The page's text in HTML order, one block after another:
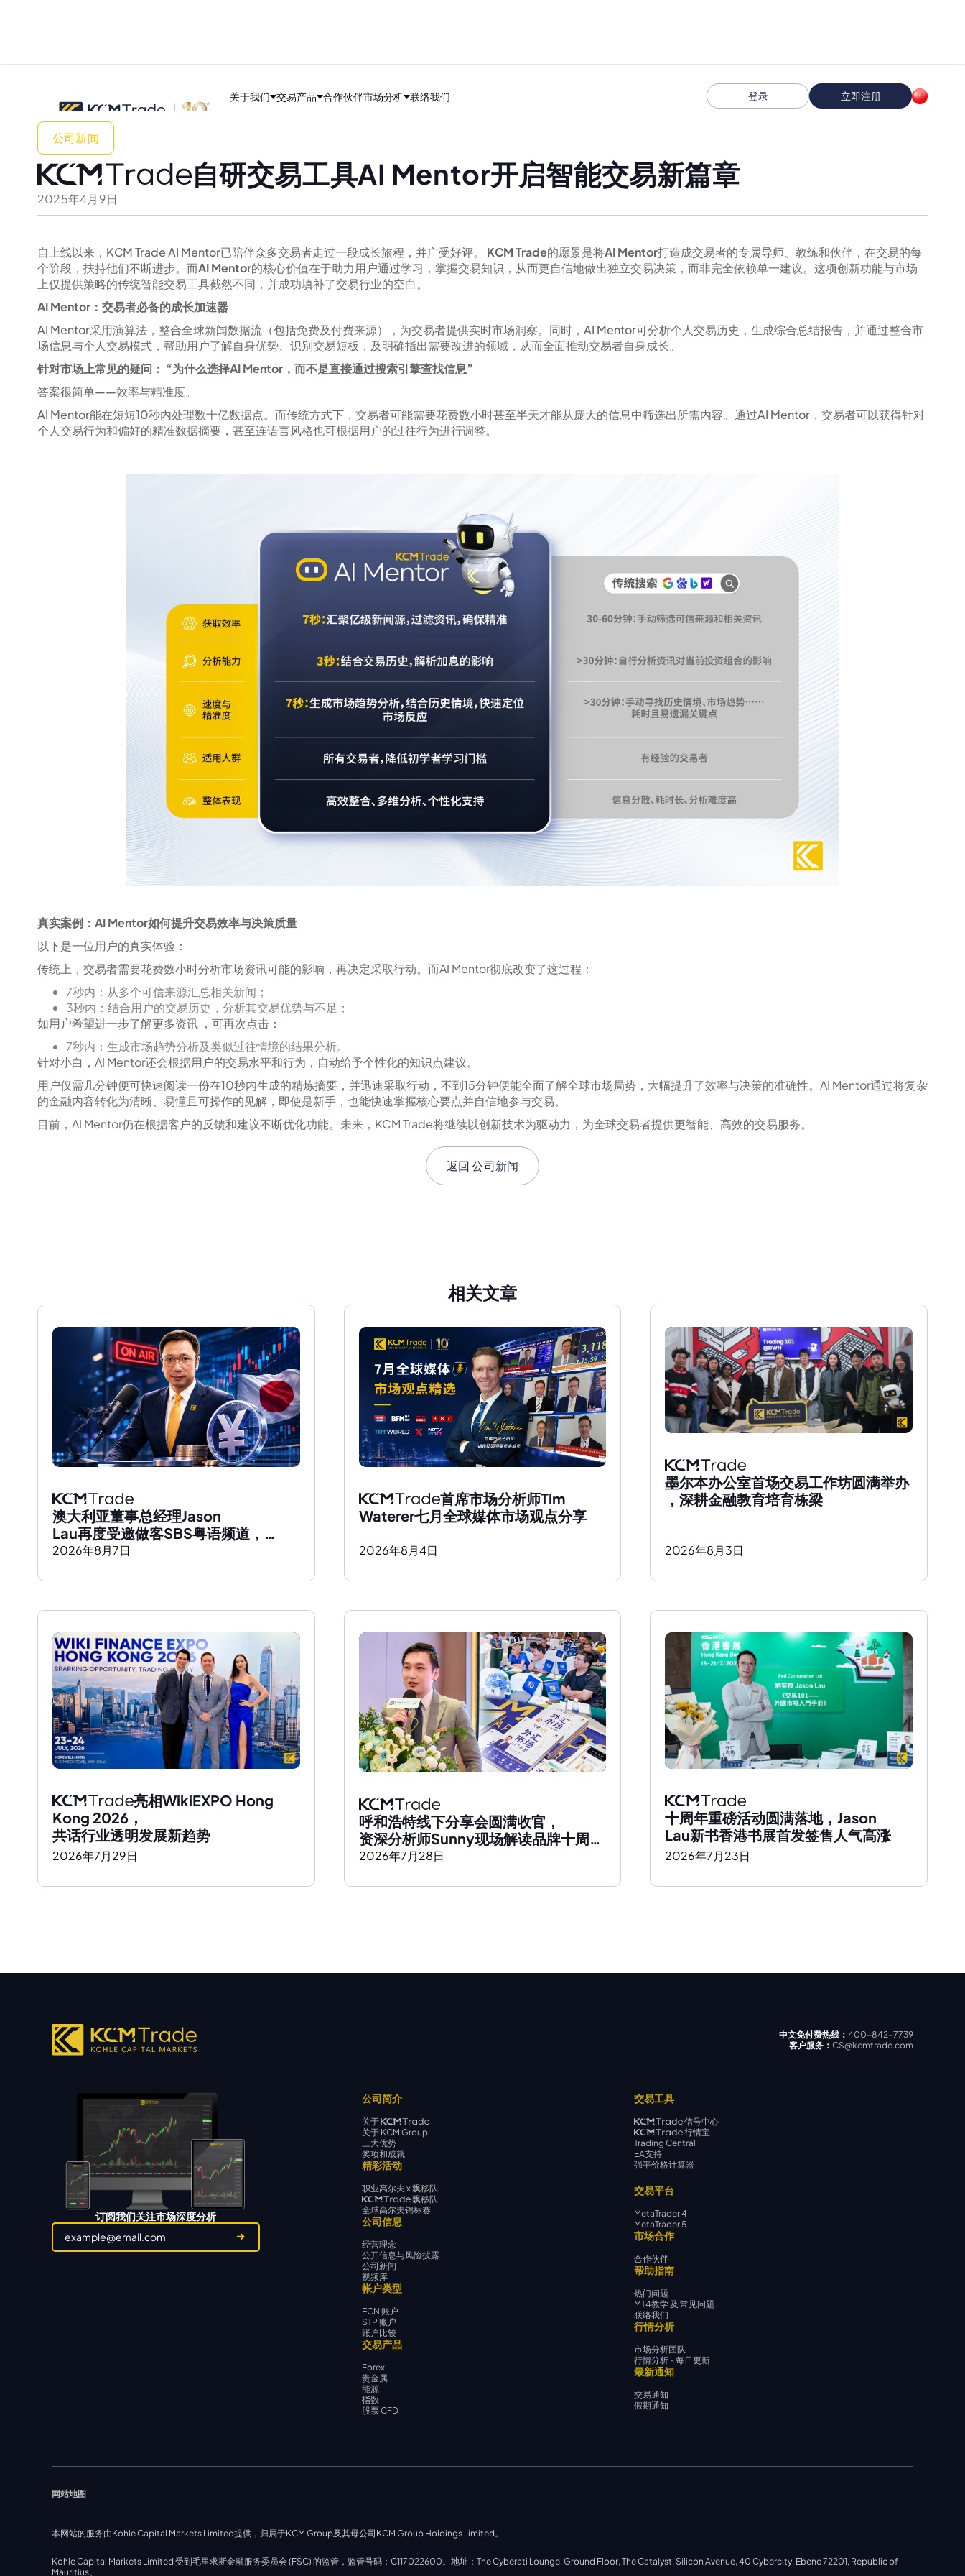
关于我们 交易产品 合作伙伴市场分析 联络我们 登录 立即注册
公司新闻
自研交易工具AI Mentor开启智能交易新篇章
2025年4月 9日
自上线以来，KCM Trade AI Mentor已陪伴众多交易者走过一段成长旅程，并广受好评。 KCM Trade的愿景是将AI Mentor打造成交易者的专属导师、教练和伙伴，在交易的每
个阶段，扶持他们不断进步。而AI Mentor的核心价值在于助力用户通过学习，掌握交易知识，从而更自信地做出独立交易决策，而非完全依赖单一建议。这项创新功能与市场
上仅提供策略的传统智能交易工具截然不同，并成功填补了交易行业的空白。
AI Mentor：交易者必备的成长加速器
AI Mentor采用演算法，整合全球新闻数据流（包括免费及付费来源），为交易者提供实时市场洞察。同时，AI Mentor可分析个人交易历史，生成综合总结报告，并通过整合市
场信息与个人交易模式，帮助用户了解自身优势、识别交易短板，及明确指出需要改进的领域，从而全面推动交易者自身成长。
针对市场上常见的疑问： “为什么选择AI Mentor，而不是直接通过搜索引擎查找信息”
答案很简单——效率与精准度。
AI Mentor能在短短10秒内处理数十亿数据点。而传统方式下，交易者可能需要花费数小时甚至半天才能从庞大的信息中筛选出所需内容。通过AI Mentor，交易者可以获得针对
个人交易行为和偏好的精准数据摘要，甚至连语言风格也可根据用户的过往行为进行调整。
真实案例：AI Mentor如何提升交易效率与决策质量
以下是一位用户的真实体验：
传统上，交易者需要花费数小时分析市场资讯可能的影响，再决定采取行动。而AI Mentor彻底改变了这过程：
7秒内：从多个可信来源汇总相关新闻；
3秒内：结合用户的交易历史，分析其交易优势与不足；
如用户希望进一步了解更多资讯 ，可再次点击：
7秒内：生成市场趋势分析及类似过往情境的结果分析。
针对小白，AI Mentor还会根据用户的交易水平和行为，自动给予个性化的知识点建议。
用户仅需几分钟便可快速阅读一份在10秒内生成的精炼摘要，并迅速采取行动，不到15分钟便能全面了解全球市场局势，大幅提升了效率与决策的准确性。AI Mentor通过将复杂
的金融内容转化为清晰、易懂且可操作的见解，即使是新手，也能快速掌握核心要点并自信地参与交易。
目前，AI Mentor仍在根据客户的反馈和建议不断优化功能。未来，KCM Trade将继续以创新技术为驱动力，为全球交易者提供更智能、高效的交易服务。
返回公司新闻
相关文章
澳大利亚董事总经理Jason
Lau再度受邀做客SBS粤语频道，
深度解析日元走势及全球市场影响
2026年8月7日
首席市场分析师Tim
Waterer七月全球媒体市场观点分享
2026年8月4日
墨尔本办公室首场交易工作坊圆满举办
，深耕金融教育培育栋梁
2026年8月3日
亮相WikiEXPO Hong
Kong 2026，
共话行业透明发展新趋势
2026年7月29日
呼和浩特线下分享会圆满收官，
资深分析师Sunny现场解读品牌十周年
发展历程
2026年7月28日
十周年重磅活动圆满落地，Jason
Lau新书香港书展首发签售人气高涨
2026年7月23日
中文免付费热线： 400-842-7739
客户服务： CS@kcmtrade.com
订阅我们关注市场深度分析
公司简介
关于
关于 KCM Group
三大优势
奖项和成就
精彩活动
职业高尔夫 x 飘移队
飘移队
全球高尔夫锦标赛
公司信息
经营理念
公开信息与风险披露
公司新闻
视频库
帐户类型
ECN 账户
STP 账户
账户比较
交易产品
Forex
贵金属
能源
指数
股票 CFD
交易工具
信号中心
行情宝
Trading Central
EA支持
强平价格计算器
交易平台
MetaTrader 4
MetaTrader 5
市场合作
合作伙伴
帮助指南
热门问题
MT4教学 及 常见问题
联络我们
行情分析
市场分析团队
行情分析 - 每日更新
最新通知
交易通知
假期通知
网站地图
本网站的服务由Kohle Capital Markets Limited提供，归属于KCM Group及其母公司KCM Group Holdings Limited。
Kohle Capital Markets Limited 受到毛里求斯金融服务委员会 (FSC) 的监管，监管号码：C117022600。地址：The Cyberati Lounge, Ground Floor, The Catalyst, Silicon Avenue, 40 Cybercity, Ebene 72201, Republic of
Mauritius。